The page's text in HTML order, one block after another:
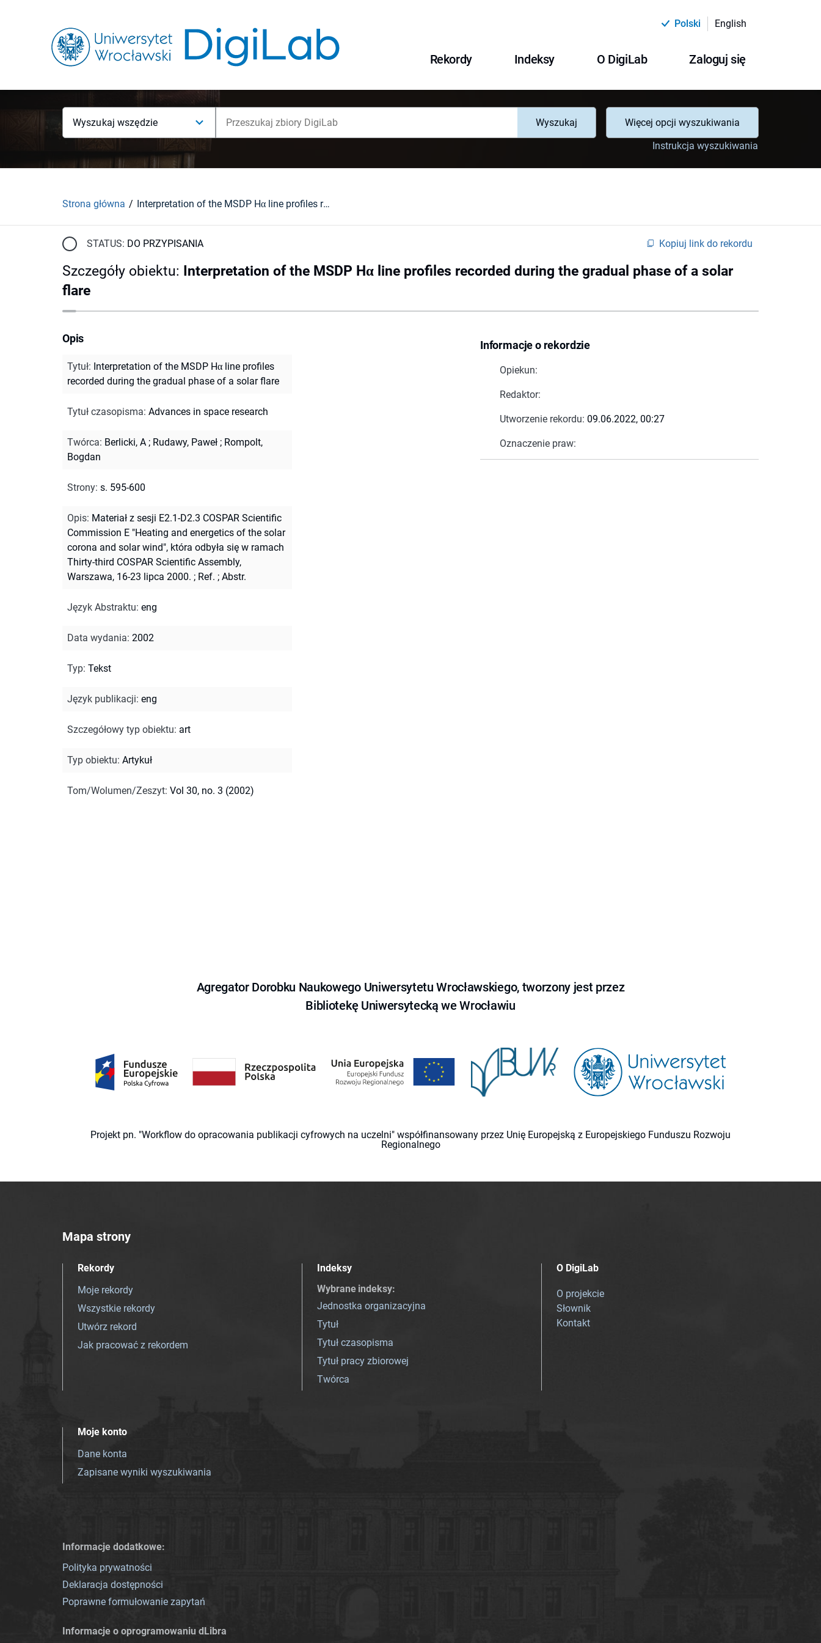
Polski English
Rekordy Indeksy O DigiLab Zaloguj się
Wyszukaj wszędzie Wyszukaj
Więcej opcji wyszukiwania
Instrukcja wyszukiwania
Strona główna Interpretation of the MSDP Hα line profiles recorded during the gradual phase of a solar flare
STATUS: DO PRZYPISANIA Kopiuj link do rekordu
Szczegóły obiektu: Interpretation of the MSDP Hα line profiles recorded during the gradual phase of a solar
flare
Informacje o rekordzie
Opiekun:
Redaktor:
Utworzenie rekordu: 09.06.2022, 00:27
Oznaczenie praw:
Opis
Tytuł: Interpretation of the MSDP Hα line profiles
recorded during the gradual phase of a solar flare
Tytuł czasopisma: Advances in space research
Twórca: Berlicki, A ; Rudawy, Paweł ; Rompolt,
Bogdan
Strony: s. 595-600
Opis: Materiał z sesji E2.1-D2.3 COSPAR Scientific
Commission E "Heating and energetics of the solar
corona and solar wind", która odbyła się w ramach
Thirty-third COSPAR Scientific Assembly,
Warszawa, 16-23 lipca 2000. ; Ref. ; Abstr.
Język Abstraktu: eng
Data wydania: 2002
Typ: Tekst
Język publikacji: eng
Szczegółowy typ obiektu: art
Typ obiektu: Artykuł
Tom/Wolumen/Zeszyt: Vol 30, no. 3 (2002)
Agregator Dorobku Naukowego Uniwersytetu Wrocławskiego, tworzony jest przez
Bibliotekę Uniwersytecką we Wrocławiu
Projekt pn. "Workflow do opracowania publikacji cyfrowych na uczelni" współfinansowany przez Unię Europejską z Europejskiego Funduszu Rozwoju
Regionalnego
Mapa strony
Rekordy
Moje rekordy
Wszystkie rekordy
Utwórz rekord
Jak pracować z rekordem
Indeksy
Wybrane indeksy:
Jednostka organizacyjna
Tytuł
Tytuł czasopisma
Tytuł pracy zbiorowej
Twórca
O DigiLab
O projekcie
Słownik
Kontakt
Moje konto
Dane konta
Zapisane wyniki wyszukiwania
Informacje dodatkowe:
Polityka prywatności
Deklaracja dostępności
Poprawne formułowanie zapytań
Informacje o oprogramowaniu dLibra